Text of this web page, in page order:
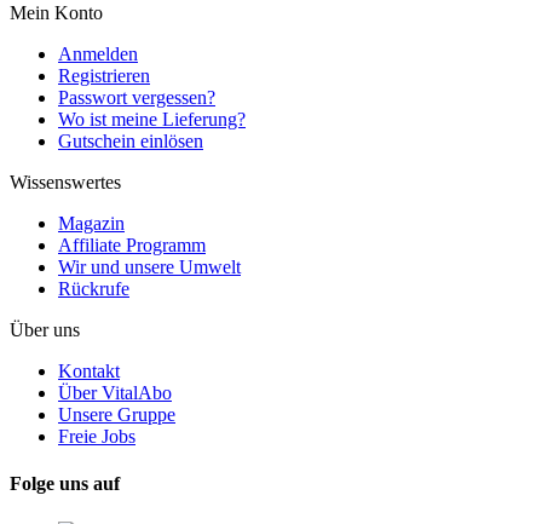
Mein Konto
Anmelden
Registrieren
Passwort vergessen?
Wo ist meine Lieferung?
Gutschein einlösen
Wissenswertes
Magazin
Affiliate Programm
Wir und unsere Umwelt
Rückrufe
Über uns
Kontakt
Über VitalAbo
Unsere Gruppe
Freie Jobs
Folge uns auf